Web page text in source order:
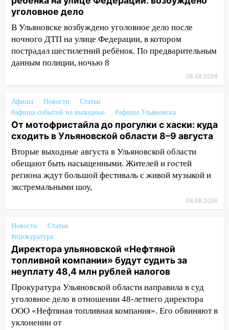
проспекте Филатова в Ульяновске
13:12 Дерево пробило крышу дома на
Новгородской в Ульяновске и рухнуло
на электрощит
13:10
В Заволжском районе дерево
13:08
Ураган ударил по Ульяновску:
сорванные крыши, поваленные деревья,
затопленные улицы и остановившиеся
трамваи
12:17 Ульяновск накрыл крупный град:
после ливня город снова уходит под
воду
12:12
Прокуратура взяла на контроль
ДТП с шестилетним ребёнком на улице
12:01 Пьяная женщина сбила
шестилетнего ребёнка на улице
Федерации: возбуждено уголовное дело
11:16 В Ульяновске ищут 37-летнего
мужчину, пропавшего ещё 19 июля
10:30 От мотофристайла до прогулки с
хаски: куда сходить в Ульяновской
уголовное дело
В Ульяновске возбуждено уголовное дело после
ночного ДТП на улице Федерации, в котором
пострадал шестилетний ребёнок. По предварительным
данным полиции, ночью 8
08.08.2026
Афиша Новости
Статьи
#афиша событий на выходные
#афиша Ульяновска
От мотофристайла до прогулки с хаски: куда
сходить в Ульяновской области 8–9 августа
Вторые выходные августа в Ульяновской области
обещают быть насыщенными. Жителей и гостей
региона ждут большой фестиваль с живой музыкой и
экстремальными шоу,
08.08.2026
Новости
Статьи
#прокуратура
Директора ульяновской «Нефтяной
топливной компании» будут судить за
неуплату 48,4 млн рублей налогов
Прокуратура Ульяновской области направила в суд
уголовное дело в отношении 48-летнего директора
ООО «Нефтяная топливная компания». Его обвиняют в
уклонении от